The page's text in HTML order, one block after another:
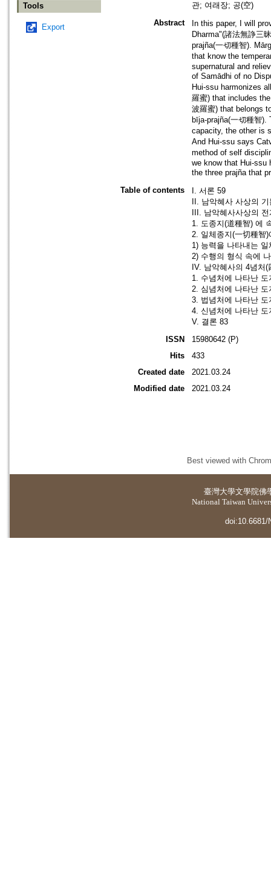
Tools
Export
관; 여래장; 공(空)
Abstract
In this paper, I will
Dharma"(諸法無諍三
prajña(一切種智).
that know the
supernatural and
of Samādhi of no
Hui-ssu harmonizes
羅蜜) that includes
波羅蜜) that belongs
bīja-prajña(一切種智
capacity, the other is
And Hui-ssu says
method of self
we know that Hui-ssu
the three prajña that
Table of contents
I. 서론 59
II. 남악혜사 사상의
III. 남악혜사사상의
1. 도종지(道種智) 에
2. 일체종지(一切種智
1) 능력을 나타내는
2) 수행의 형식 속에
IV. 남악혜사의 4념처
1. 수념처에 나타난 도
2. 심념처에 나타난 도
3. 법념처에 나타난 도
4. 신념처에 나타난 도
V. 결론 83
ISSN
15980642 (P)
Hits
433
Created date
2021.03.24
Modified date
2021.03.24
Best viewed with
臺灣大學文學院佛
National Taiwan
doi:10.6681/